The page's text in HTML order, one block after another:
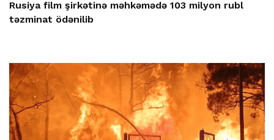
Rusiya film şirkətinə məhkəmədə 103 milyon rubl
təzminat ödənilib